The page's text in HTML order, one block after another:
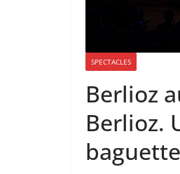
SPECTACLES
Berlioz
Berlioz.